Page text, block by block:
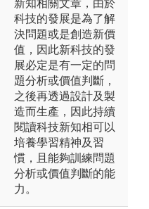
新知相關文章，由於
科技的發展是為了解
決問題或是創造新價
值，因此新科技的發
展必定是有一定的問
題分析或價值判斷，
之後再透過設計及製
造而生產，因此持續
閱讀科技新知相可以
培養學習精神及習
慣，且能夠訓練問題
分析或價值判斷的能
力。